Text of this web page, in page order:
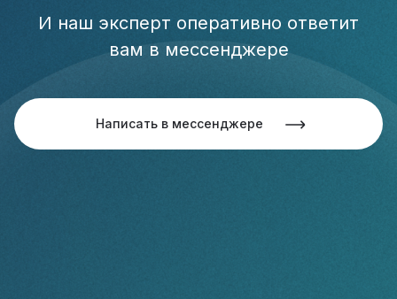
И наш эксперт оперативно ответит
вам в мессенджере
Написать в мессенджере